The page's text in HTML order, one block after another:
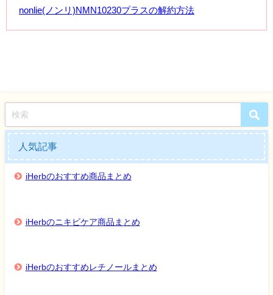
nonlie(ノンリ)NMN10230プラスの解約方法
人気記事
iHerbのおすすめ商品まとめ
iHerbのニキビケア商品まとめ
iHerbのおすすめレチノールまとめ